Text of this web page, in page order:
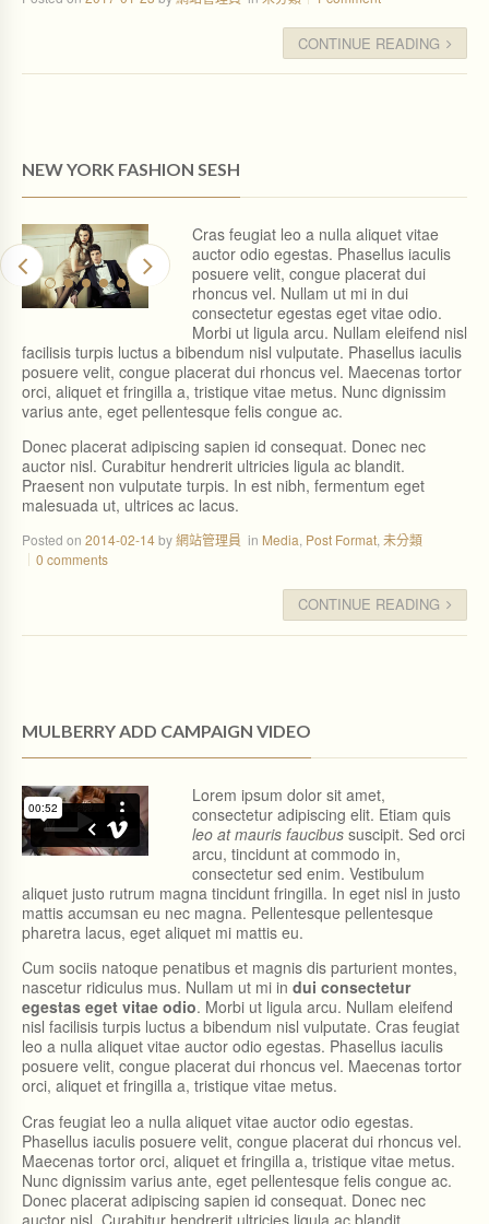
CONTINUE READING
NEW YORK FASHION SESH
Cras feugiat leo a nulla aliquet vitae
auctor odio egestas. Phasellus iaculis
posuere velit, congue placerat dui
rhoncus vel. Nullam ut mi in dui
consectetur egestas eget vitae odio.
Morbi ut ligula arcu. Nullam eleifend nisl
facilisis turpis luctus a bibendum nisl vulputate. Phasellus iaculis
posuere velit, congue placerat dui rhoncus vel. Maecenas tortor
orci, aliquet et fringilla a, tristique vitae metus. Nunc dignissim
varius ante, eget pellentesque felis congue ac.
Donec placerat adipiscing sapien id consequat. Donec nec
auctor nisl. Curabitur hendrerit ultricies ligula ac blandit.
Praesent non vulputate turpis. In est nibh, fermentum eget
malesuada ut, ultrices ac lacus.
Posted on 2014-02-14by網站管理員 in Media Post Format 未分類
0 comments
CONTINUE READING
MULBERRY ADD CAMPAIGN VIDEO
Lorem ipsum dolor sit amet,
consectetur adipiscing elit. Etiam quis
leo at mauris faucibussuscipit. Sed orci
arcu, tincidunt at commodo in,
consectetur sed enim. Vestibulum
aliquet justo rutrum magna tincidunt fringilla. In eget nisl in justo
mattis accumsan eu nec magna. Pellentesque pellentesque
pharetra lacus, eget aliquet mi mattis eu.
Cum sociis natoque penatibus et magnis dis parturient montes,
nascetur ridiculus mus. Nullam ut mi in dui consectetur
egestas eget vitae odio. Morbi ut ligula arcu. Nullam eleifend
nisl facilisis turpis luctus a bibendum nisl vulputate. Cras feugiat
leo a nulla aliquet vitae auctor odio egestas. Phasellus iaculis
posuere velit, congue placerat dui rhoncus vel. Maecenas tortor
orci, aliquet et fringilla a, tristique vitae metus.
Cras feugiat leo a nulla aliquet vitae auctor odio egestas.
Phasellus iaculis posuere velit, congue placerat dui rhoncus vel.
Maecenas tortor orci, aliquet et fringilla a, tristique vitae metus.
Nunc dignissim varius ante, eget pellentesque felis congue ac.
Donec placerat adipiscing sapien id consequat. Donec nec
auctor nisl. Curabitur hendrerit ultricies ligula ac blandit.